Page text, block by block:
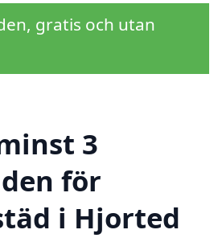
gratis och utan
3
för
i Hjorted